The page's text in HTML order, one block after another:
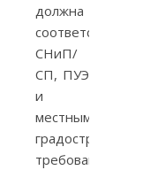
должна
соответствовать
СНиП/
СП, ПУЭ
и
местным
градостроительным
требованиям.